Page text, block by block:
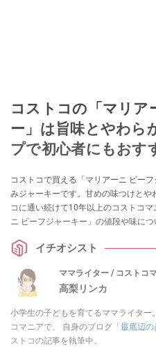
コストコの「マリア
ー」は旨味とやわら
プで初心者にもおす
コストコで買える「マリアーニ ビー
みジャーキーです。甘めの味つけとや
コに通い続けて10年以上のコストコ
ニ ビーフジャーキー」の値段や味につ
イチオシスト
ママライター / コストコ
高梨リンカ
小学生の子どもを育てるママライター
コマニアで、 自身のブログ 「最底辺の
ストコの記事を執筆中。